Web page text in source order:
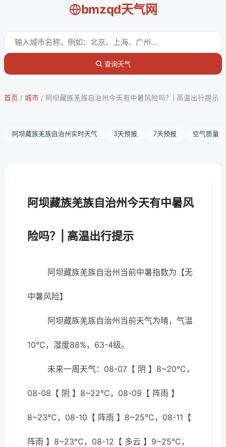
bmzqd天气网
查询天气
首页 / 城市 / 阿坝藏族羌族自治州今天有中暑风险吗？| 高温出行提示
阿坝藏族羌族自治州实时天气 3天预报 7天预报 空气质量
阿坝藏族羌族自治州今天有中暑风
险吗？| 高温出行提示
阿坝藏族羌族自治州当前中暑指数为【无
中暑风险】
阿坝藏族羌族自治州当前天气为晴，气温
10℃，湿度88%，63-4级。
未来一周天气：08-07【 阴 】8~20℃，
08-08【 阴 】8~22℃，08-09【 阵雨 】
8~23℃，08-10【 阵雨 】8~25℃，08-11【
阵雨 】8~23℃，08-12【 多云 】9~25℃，